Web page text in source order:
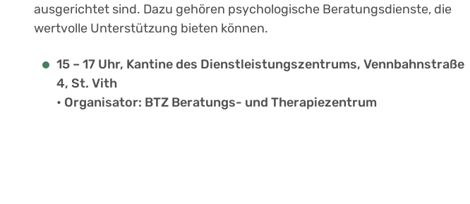
ausgerichtet sind. Dazu gehören psychologische Beratungsdienste, die
wertvolle Unterstützung bieten können.
15 – 17 Uhr, Kantine des Dienstleistungszentrums, Vennbahnstraße
4, St. Vith
• Organisator: BTZ Beratungs- und Therapiezentrum